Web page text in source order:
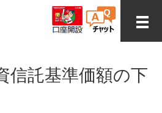
信託基準価額の下